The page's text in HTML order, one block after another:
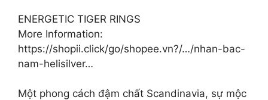
ENERGETIC TIGER RINGS
More Information:
https://shopii.click/go/shopee.vn?/…/nhan-bac-
nam-helisilver…
Một phong cách đậm chất Scandinavia, sự mộc